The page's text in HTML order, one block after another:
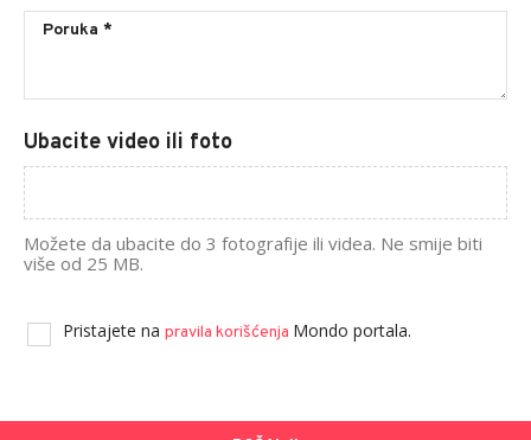
Ubacite video ili foto
Možete da ubacite do 3 fotografije ili videa. Ne smije biti
više od 25 MB.
Pristajete na pravila korišćenja Mondo portala.